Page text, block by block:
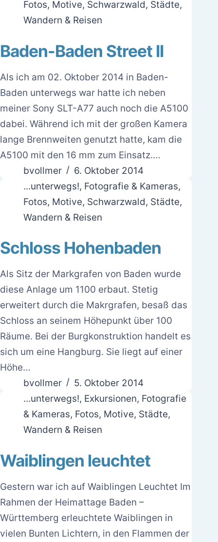
Fotos, Motive, Schwarzwald, Städte,
Wandern & Reisen
Baden-Baden Street II
Als ich am 02. Oktober 2014 in Baden-
Baden unterwegs war hatte ich neben
meiner Sony SLT-A77 auch noch die A5100
dabei. Während ich mit der großen Kamera
lange Brennweiten genutzt hatte, kam die
A5100 mit den 16 mm zum Einsatz.…
bvollmer
6. Oktober 2014
...unterwegs!, Fotografie & Kameras,
Fotos, Motive, Schwarzwald, Städte,
Wandern & Reisen
Schloss Hohenbaden
Als Sitz der Markgrafen von Baden wurde
diese Anlage um 1100 erbaut. Stetig
erweitert durch die Makrgrafen, besaß das
Schloss an seinem Höhepunkt über 100
Räume. Bei der Burgkonstruktion handelt es
sich um eine Hangburg. Sie liegt auf einer
Höhe…
bvollmer
5. Oktober 2014
...unterwegs!, Exkursionen, Fotografie
& Kameras, Fotos, Motive, Städte,
Wandern & Reisen
Waiblingen leuchtet
Gestern war ich auf Waiblingen Leuchtet Im
Rahmen der Heimattage Baden –
Württemberg erleuchtete Waiblingen in
vielen Bunten Lichtern, in den Flammen der